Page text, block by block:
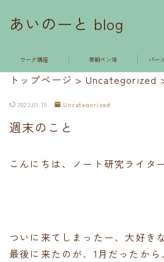
あいのーと blog
ワーク講座 早朝ペン活 パー
トップページ > Uncategorized
2023.01.19 Uncategorized
週末のこと
こんにちは、ノート研究ライタ
ついに来てしまったー、大好き
最後に来たのが、1月だったか